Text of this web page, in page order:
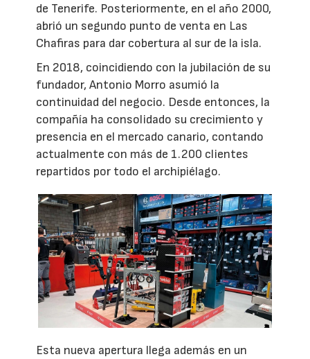
de Tenerife. Posteriormente, en el año 2000,
abrió un segundo punto de venta en Las
Chafiras para dar cobertura al sur de la isla.
En 2018, coincidiendo con la jubilación de su
fundador, Antonio Morro asumió la
continuidad del negocio. Desde entonces, la
compañía ha consolidado su crecimiento y
presencia en el mercado canario, contando
actualmente con más de 1.200 clientes
repartidos por todo el archipiélago.
Esta nueva apertura llega además en un